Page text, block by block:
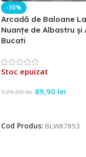
-30%
Arcadă de Baloane
Nuanțe de Albastru și
Bucati
Stoc epuizat
129,00lei 89,90 lei
Cod Produs: BLW87853